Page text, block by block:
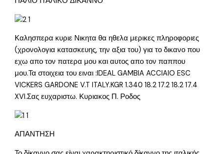
Καλησπερα κυριε Νικητα θα ηθελα μερικες πληροφοριες
(χρονολογια κατασκευης, την αξια του) για το δικανο που
εχω απο τον πατερα μου και αυτος απο τον παππου
μου.Τα στοιχεια του ειναι :IDEAL GAMBIA ACCIAIO ESC
VICKERS GARDONE V.T ITALY.KGR 1.340 18.2 17.2 18.2 17.4
XVI.Σας ευχαριστω. Κυριακος Π. Ροδος
ΑΠΑΝΤΗΣΗ